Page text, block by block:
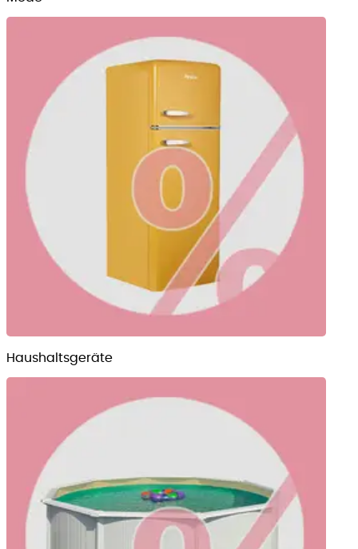
Haushalts­geräte